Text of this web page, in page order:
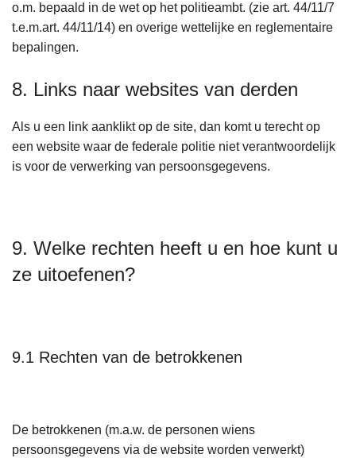
o.m. bepaald in de wet op het politieambt. (zie art. 44/11/7
t.e.m.art. 44/11/14) en overige wettelijke en reglementaire
bepalingen.
8. Links naar websites van derden
Als u een link aanklikt op de site, dan komt u terecht op
een website waar de federale politie niet verantwoordelijk
is voor de verwerking van persoonsgegevens.
9. Welke rechten heeft u en hoe kunt u
ze uitoefenen?
9.1 Rechten van de betrokkenen
De betrokkenen (m.a.w. de personen wiens
persoonsgegevens via de website worden verwerkt)